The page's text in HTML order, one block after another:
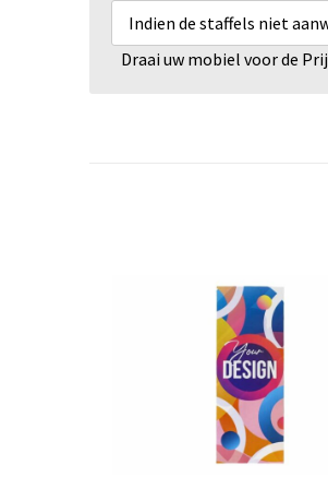
Indien de staffels niet
Draai uw mobiel voor de